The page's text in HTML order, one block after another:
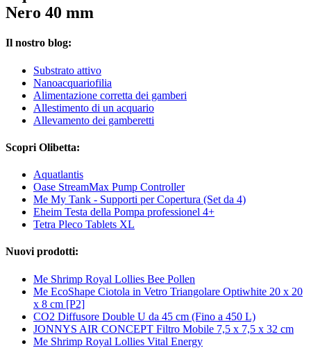
Nero 40 mm
Il nostro blog:
Substrato attivo
Nanoacquariofilia
Alimentazione corretta dei gamberi
Allestimento di un acquario
Allevamento dei gamberetti
Scopri Olibetta:
Aquatlantis
Oase StreamMax Pump Controller
Me My Tank - Supporti per Copertura (Set da 4)
Eheim Testa della Pompa professionel 4+
Tetra Pleco Tablets XL
Nuovi prodotti:
Me Shrimp Royal Lollies Bee Pollen
Me EcoShape Ciotola in Vetro Triangolare Optiwhite 20 x 20
x 8 cm [P2]
CO2 Diffusore Double U da 45 cm (Fino a 450 L)
JONNYS AIR CONCEPT Filtro Mobile 7,5 x 7,5 x 32 cm
Me Shrimp Royal Lollies Vital Energy